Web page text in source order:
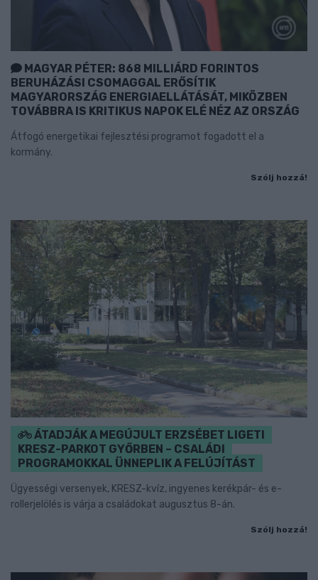
MAGYAR PÉTER: 868 MILLIÁRD FORINTOS
BERUHÁZÁSI CSOMAGGAL ERŐSÍTIK
MAGYARORSZÁG ENERGIAELLÁTÁSÁT, MIKÖZBEN
TOVÁBBRA IS KRITIKUS NAPOK ELÉ NÉZ AZ ORSZÁG
Átfogó energetikai fejlesztési programot fogadott el a
kormány.
Szólj hozzá!
ÁTADJÁK A MEGÚJULT ERZSÉBET LIGETI
KRESZ-PARKOT GYŐRBEN – CSALÁDI
PROGRAMOKKAL ÜNNEPLIK A FELÚJÍTÁST
Ügyességi versenyek, KRESZ-kvíz, ingyenes kerékpár- és e-
rollerjelölés is várja a családokat augusztus 8-án.
Szólj hozzá!